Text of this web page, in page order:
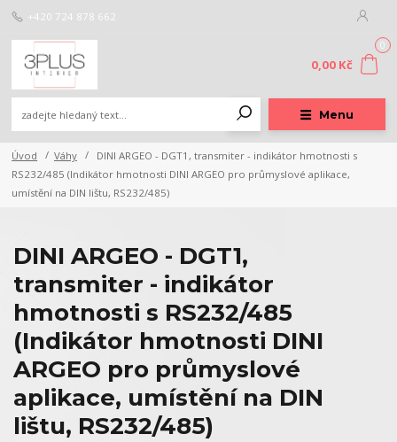
Menu
+420 724 878 662
0
0,00 Kč
Úvod Váhy
DINI ARGEO - DGT1, transmiter - indikátor hmotnosti s
RS232/485 (Indikátor hmotnosti DINI ARGEO pro průmyslové aplikace,
umístění na DIN lištu, RS232/485)
DINI ARGEO - DGT1,
transmiter - indikátor
hmotnosti s RS232/485
(Indikátor hmotnosti DINI
ARGEO pro průmyslové
aplikace, umístění na DIN
lištu, RS232/485)